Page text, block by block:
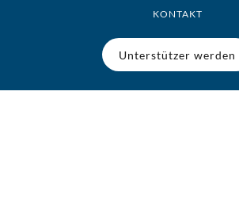
KONTAKT
Unterstützer werden